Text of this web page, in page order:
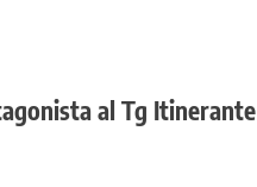
al Tg Itinerante